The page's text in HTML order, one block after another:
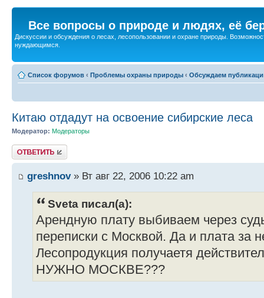
Все вопросы о природе и людях, её
Дискуссии и обсуждения о лесах, лесопользовании и охране природы.
нуждающимся.
Список форумов ‹ Проблемы охраны природы ‹ Обсуждаем
Китаю отдадут на освоение сибирские леса
Модератор: Модераторы
Ответить
greshnov» Вт авг 22, 2006 10:22 am
Sveta писал(а):
Арендную плату выбиваем через
переписки с Москвой. Да и плата за
Лесопродукция получаетя
НУЖНО МОСКВЕ???